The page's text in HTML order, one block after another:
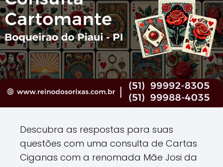
Descubra as respostas para suas
questões com uma consulta de Cartas
Ciganas com a renomada Mãe Josi da